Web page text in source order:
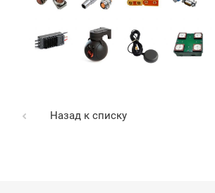
Назад к списку